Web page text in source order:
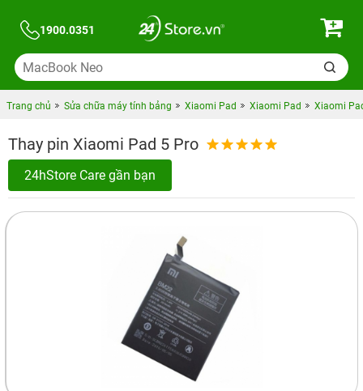
1900.0351
Trang chủ Sửa chữa máy tính bảng Xiaomi Pad Xiaomi Pad Xiaomi
Thay pin Xiaomi Pad 5 Pro
24hStore Care gần bạn